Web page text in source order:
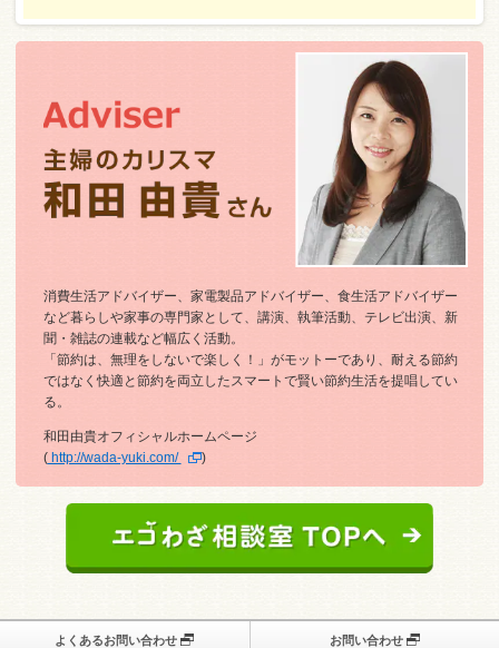
消費生活アドバイザー、家電製品アドバイザー、食生活アドバイザー
など暮らしや家事の専門家として、講演、執筆活動、テレビ出演、新
聞・雑誌の連載など幅広く活動。
「節約は、無理をしないで楽しく！」がモットーであり、耐える節約
ではなく快適と節約を両立したスマートで賢い節約生活を提唱してい
る。
和田由貴オフィシャルホームページ
(http://wada-yuki.com/ )
よくあるお問い合わせ お問い合わせ